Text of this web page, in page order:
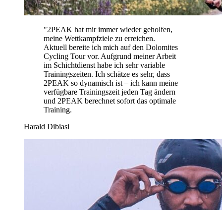
"2PEAK hat mir immer wieder geholfen,
meine Wettkampfziele zu erreichen.
Aktuell bereite ich mich auf den Dolomites
Cycling Tour vor. Aufgrund meiner Arbeit
im Schichtdienst habe ich sehr variable
Trainingszeiten. Ich schätze es sehr, dass
2PEAK so dynamisch ist – ich kann meine
verfügbare Trainingszeit jeden Tag ändern
und 2PEAK berechnet sofort das optimale
Training.
Harald Dibiasi